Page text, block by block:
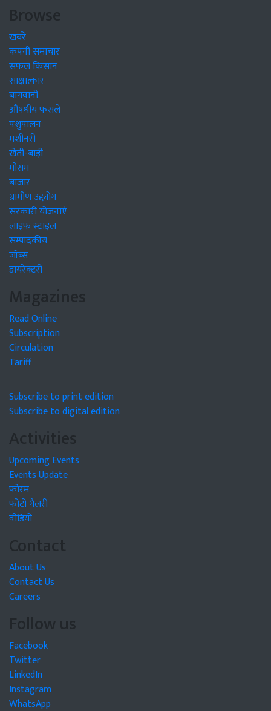
Browse
खबरें
कंपनी समाचार
सफल किसान
साक्षात्कार
बागवानी
औषधीय फसलें
पशुपालन
मशीनरी
खेती-बाड़ी
मौसम
बाजार
ग्रामीण उद्द्योग
सरकारी योजनाएं
लाइफ स्टाइल
सम्पादकीय
जॉब्स
डायरेक्टरी
Magazines
Read Online
Subscription
Circulation
Tariff
Subscribe to print edition
Subscribe to digital edition
Activities
Upcoming Events
Events Update
फोरम
फोटो गैलरी
वीडियो
Contact
About Us
Contact Us
Careers
Follow us
Facebook
Twitter
LinkedIn
Instagram
WhatsApp